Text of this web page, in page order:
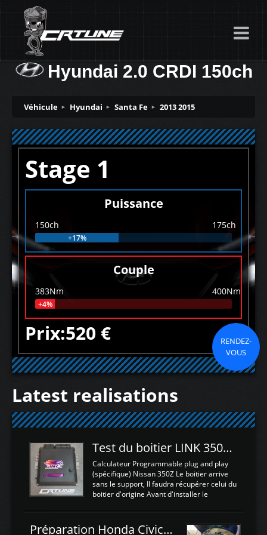
Hyundai 2.0 CRDI 150ch
Véhicule Hyundai Santa Fe 2013 2015
Stage 1
Puissance
150ch 175ch
+17%
Couple
383Nm 400Nm
+4%
Prix:520 €
RENDEZ-
VOUS
Latest realisations
Test du boitier LINK 350Z Plugin ECU
Calculateur Programmable plug and play
(spécifique) Nissan 350Z Le boitier arrive
sans le support, Il faudra récupérer celui du
boitier d'origine Avant d'installer le
d'envoyer l'information de la large bande
Préparation Honda Civic Type R FK2